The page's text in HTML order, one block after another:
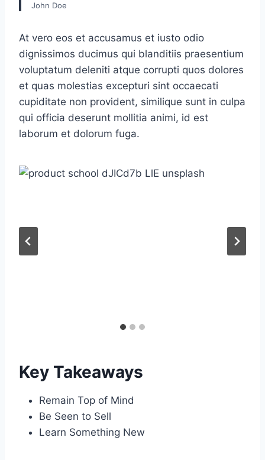
John Doe
At vero eos et accusamus et iusto odio
dignissimos ducimus qui blanditiis praesentium
voluptatum deleniti atque corrupti quos dolores
et quas molestias excepturi sint occaecati
cupiditate non provident, similique sunt in culpa
qui officia deserunt mollitia animi, id est
laborum et dolorum fuga.
Key Takeaways
Remain Top of Mind
Be Seen to Sell
Learn Something New